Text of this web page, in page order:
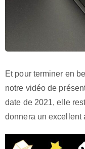
Et pour terminer en
notre vidéo de
date de 2021, elle
donnera un excellent